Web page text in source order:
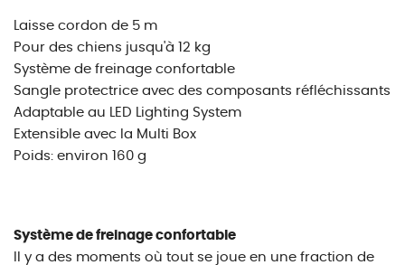
Laisse cordon de 5 m
Pour des chiens jusqu'à 12 kg
Système de freinage confortable
Sangle protectrice avec des composants réfléchissants
Adaptable au LED Lighting System
Extensible avec la Multi Box
Poids: environ 160 g
Système de freinage confortable
Il y a des moments où tout se joue en une fraction de